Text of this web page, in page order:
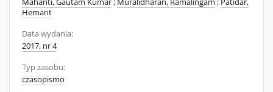
Mahanti, Gautam Kumar; Muralidharan, Ramalingam ; Patidar,
Hemant
Data wydania:
2017, nr 4
Typ zasobu:
czasopismo